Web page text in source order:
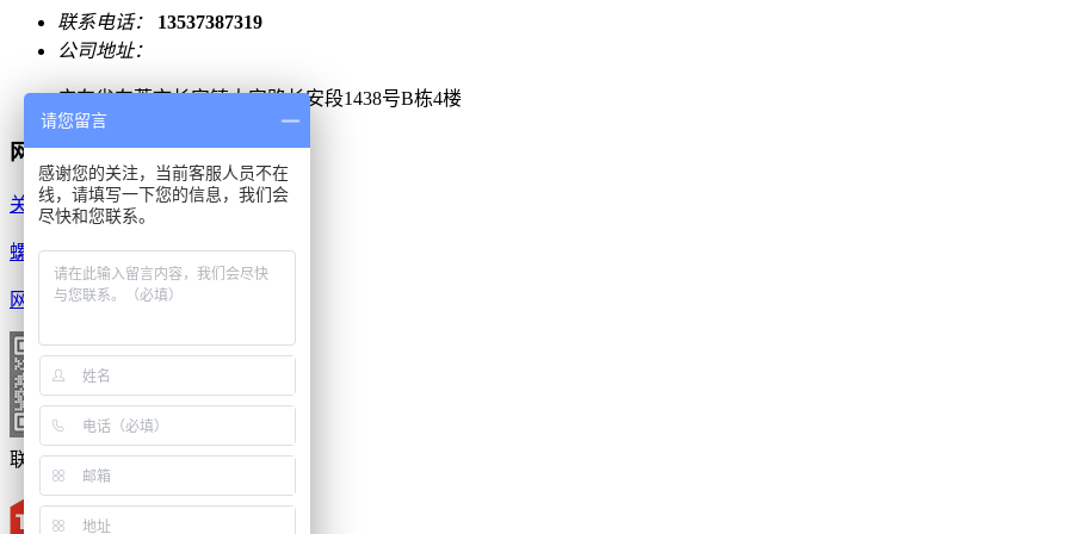
联系电话：
13537387319
公司地址：
广东省东莞市长安镇太安路长安段1438号B栋4楼
网站导航
关于帝阁 工业级精密无刷电批
螺丝机 产品中心 成功案例
网站地图 新闻资讯 联系帝阁
扫一扫
联系我们
请您留言
感谢您的关注，当前客服人员不在
线，请填写一下您的信息，我们会
尽快和您联系。